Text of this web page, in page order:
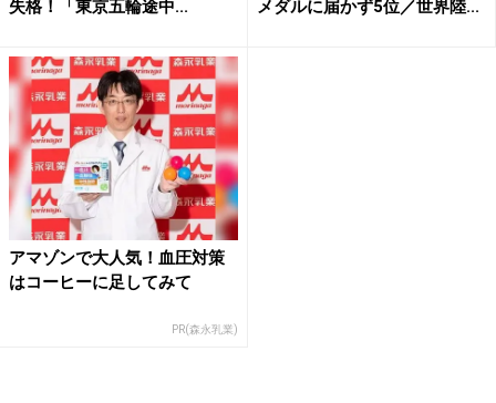
失格！「東京五輪途中... メダルに届かず5位／世界陸...
アマゾンで大人気！血圧対策
はコーヒーに足してみて
PR(森永乳業)